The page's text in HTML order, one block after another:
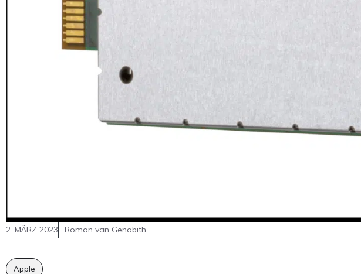
2. MÄRZ 2023 Roman van Genabith
Apple